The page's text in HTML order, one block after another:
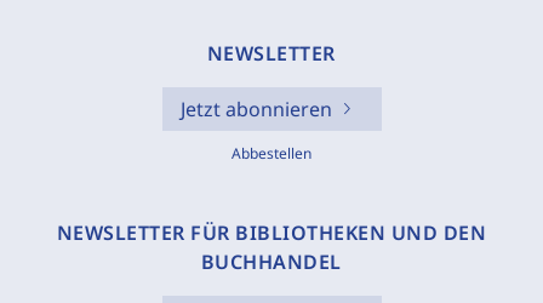
NEWSLETTER
Jetzt abonnieren
Abbestellen
NEWSLETTER FÜR BIBLIOTHEKEN UND DEN
BUCHHANDEL